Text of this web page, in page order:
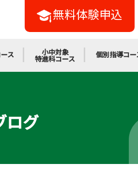
無料体験申込
ス 小中対象
特進科コース 個別指導コー
ログ